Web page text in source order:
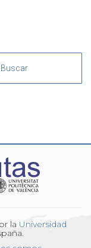
Buscar
la Universidad